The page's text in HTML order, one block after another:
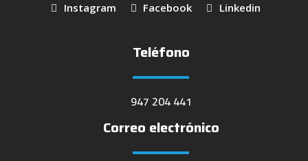
Instagram Facebook Linkedin
Teléfono
947 204 441
Correo electrónico